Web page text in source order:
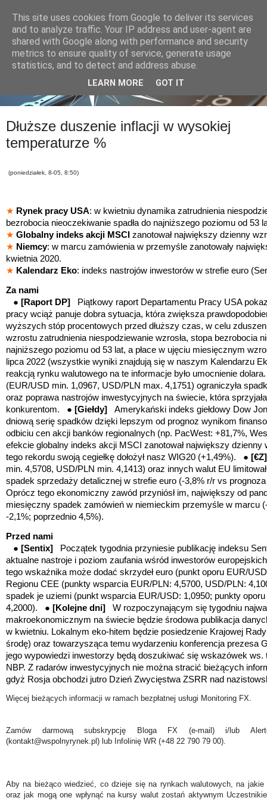
Dłuższe duszenie inflacji w wysokiej
temperaturze %
(poniedziałek, 8-05, 8:50)
★ Rynek pracy USA: w kwietniu dynamika zatrudnienia
bezrobocia nieoczekiwanie spadła do najniższego poziomu od 53
★ Globalny indeks akcji MSCI zanotował największy dzienny
★ Niemcy: w marcu zamówienia w przemyśle zanotowały
kwietnia 2020.
★ Kalendarz Eko: indeks nastrojów inwestorów w strefie euro
Za nami
● [Raport DP]
Piątkowy raport Departamentu Pracy USA
pracy wciąż panuje dobra sytuacja, która zwiększa
wyższych stóp procentowych przed dłuższy czas, w celu
wzrostu zatrudnienia niespodziewanie wzrosła, stopa bezrobocia
najniższego poziomu od 53 lat, a płace w ujęciu miesięcznym
lipca 2022 (wszystkie wyniki znajdują się w naszym Kalendarzu
reakcją rynku walutowego na te informacje było umocnienie
(EUR/USD min. 1,0967, USD/PLN max. 4,1751) ograniczyła
oraz poprawa nastrojów inwestycyjnych na świecie, która
konkurentom. ● [Giełdy] Amerykański indeks giełdowy Dow
dniową serię spadków dzięki lepszym od prognoz wynikom
odbiciu cen akcji banków regionalnych (np. PacWest: +81,7%,
efekcie globalny indeks akcji MSCI zanotował największy
tego rekordu swoją cegiełkę dołożył nasz WIG20 (+1,49%).
●
min. 4,5708, USD/PLN min. 4,1413) oraz innych walut EU
spadek sprzedaży detalicznej w strefie euro (-3,8% r/r vs
Oprócz tego ekonomiczny zawód przyniósł im, największy od
miesięczny spadek zamówień w niemieckim przemyśle w marcu
-2,1%; poprzednio 4,5%).
Przed nami
● [Sentix]
Początek tygodnia przyniesie publikację indeksu
aktualne nastroje i poziom zaufania wśród inwestorów
tego wskaźnika może dodać skrzydeł euro (punkt oporu EUR/
Regionu CEE (punkty wsparcia EUR/PLN: 4,5700, USD/PLN:
spadek je uziemi (punkt wsparcia EUR/USD: 1,0950; punkty
4,2000). ● [Kolejne dni] W rozpoczynającym się tygodniu
makroekonomicznym na świecie będzie środowa publikacja
w kwietniu. Lokalnym eko-hitem będzie posiedzenie Krajowej
środę) oraz towarzysząca temu wydarzeniu konferencja prezesa
jego wypowiedzi inwestorzy będą doszukiwać się wskazówek
NBP. Z radarów inwestycyjnych nie można stracić bieżących
gdyż Rosja obchodzi jutro Dzień Zwycięstwa ZSRR nad
Więcej bieżących informacji w ramach bezpłatnej usługi Monitoring FX.
Zamów darmową subskrypcję Bloga FX (e-mail) i/lub
(kontakt@wspolnyrynek.pl) lub Infolinię WR (+48 22 790 79 00).
Aby na bieżąco wiedzieć, co dzieje się na rynkach walutowych, na
oraz jak mogą one wpłynąć na kursy walut zostań aktywnym
This site uses cookies from Google to deliver its services
and to analyze traffic. Your IP address and user-agent are
shared with Google along with performance and security
metrics to ensure quality of service, generate usage
statistics, and to detect and address abuse.
LEARN MORE GOT IT